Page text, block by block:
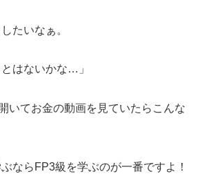
たいなぁ。
はないかな…」
いてお金の動画を見ていたらこんな
ならFP3級を学ぶのが一番ですよ！